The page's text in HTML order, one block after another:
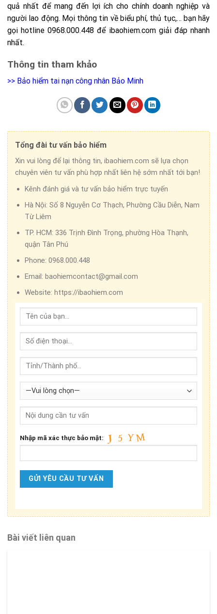
quả nhất để mang đến lợi ích cho chính doanh nghiệp và
người lao động. Mọi thông tin về biểu phí, thủ tục,… bạn hãy
gọi hotline 0968.000.448 để ibaohiem.com giải đáp nhanh
nhất.
Thông tin tham khảo
>> Bảo hiểm tai nạn công nhân Bảo Minh
Tổng đài tư vấn bảo hiểm
Xin vui lòng để lại thông tin, ibaohiem.com sẽ lựa chọn
chuyên viên tư vấn phù hợp nhất liên hệ sớm nhất tới bạn!
Kênh đánh giá và tư vấn bảo hiểm trực tuyến
Hà Nội: Số 8 Nguyễn Cơ Thạch, Phường Cầu Diễn, Nam
Từ Liêm
TP. HCM: 336 Trịnh Đình Trọng, phường Hòa Thạnh,
quận Tân Phú
Phone: 0968.000.448
Email: baohiemcontact@gmail.com
Website: https://ibaohiem.com
Nhập mã xác thực bảo mật:
Bài viết liên quan